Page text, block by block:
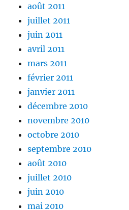
août 2011
juillet 2011
juin 2011
avril 2011
mars 2011
février 2011
janvier 2011
décembre 2010
novembre 2010
octobre 2010
septembre 2010
août 2010
juillet 2010
juin 2010
mai 2010